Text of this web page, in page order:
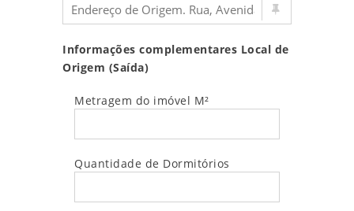
Informações complementares Local de
Origem (Saída)
Metragem do imóvel M²
Quantidade de Dormitórios